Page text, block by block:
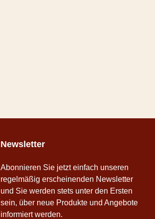
Newsletter
Abonnieren Sie jetzt einfach unseren
regelmäßig erscheinenden Newsletter
und Sie werden stets unter den Ersten
sein, über neue Produkte und Angebote
informiert werden.